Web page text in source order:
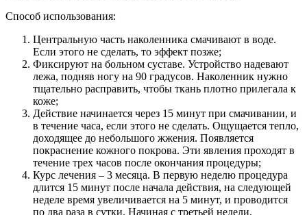
Способ использования:
Центральную часть наколенника смачивают в воде.
Если этого не сделать, то эффект позже;
Фиксируют на больном суставе. Устройство надевают
лежа, подняв ногу на 90 градусов. Наколенник нужно
тщательно расправить, чтобы ткань плотно прилегала к
коже;
Действие начинается через 15 минут при смачивании, и
в течение часа, если этого не сделать. Ощущается тепло,
доходящее до небольшого жжения. Появляется
покраснение кожного покрова. Эти явления проходят в
течение трех часов после окончания процедуры;
Курс лечения – 3 месяца. В первую неделю процедура
длится 15 минут после начала действия, на следующей
неделе время увеличивается на 5 минут, и проводится
по два раза в сутки. Начиная с третьей недели,